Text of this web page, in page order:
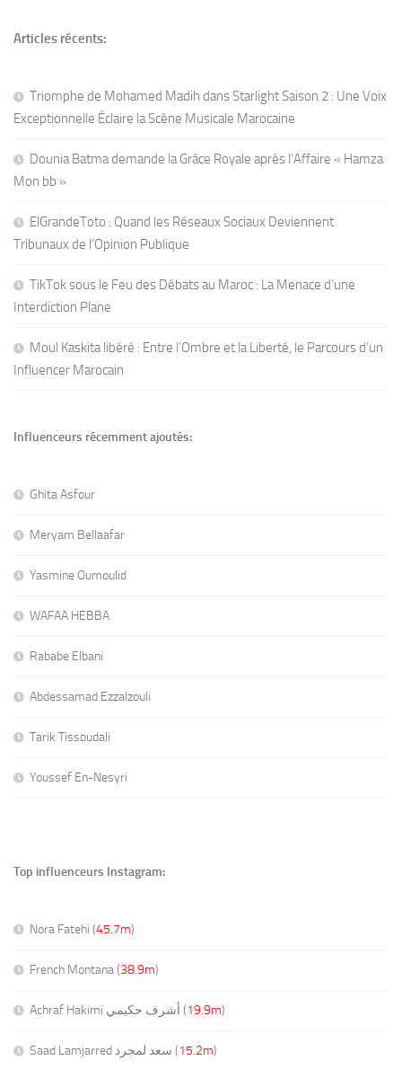
Articles récents:
Triomphe de Mohamed Madih dans Starlight Saison 2 : Une Voix
Exceptionnelle Éclaire la Scène Musicale Marocaine
Dounia Batma demande la Grâce Royale après l’Affaire « Hamza
Mon bb »
ElGrandeToto : Quand les Réseaux Sociaux Deviennent
Tribunaux de l’Opinion Publique
TikTok sous le Feu des Débats au Maroc : La Menace d’une
Interdiction Plane
Moul Kaskita libéré : Entre l’Ombre et la Liberté, le Parcours d’un
Influencer Marocain
Influenceurs récemment ajoutés:
Ghita Asfour
Meryam Bellaafar
Yasmine Oumoulid
WAFAA HEBBA
Rababe Elbani
Abdessamad Ezzalzouli
Tarik Tissoudali
Youssef En-Nesyri
Top influenceurs Instagram:
Nora Fatehi (45.7m)
French Montana (38.9m)
Achraf Hakimi أشرف حكيمي ( 19.9m)
Saad Lamjarred سعد لمجرد ( 15.2m)